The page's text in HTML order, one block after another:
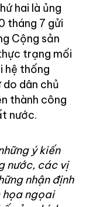
hai là ủng
tháng 7 gửi
Cộng sản
trạng mối
hệ thống
dân chủ
thành công
nước.
ý kiến
nước, các vị
nhận định
họa ngọai